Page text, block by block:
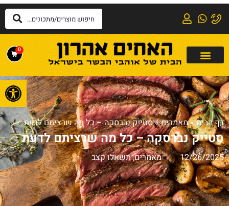
0
דף הבית»מאמרים»סטייק נברסקה – כל מה שרציתם לדעת
סטייק נברסקה – כל מה שרציתם לדעת
12/26/2025 מאמרים,תשאלו קצב